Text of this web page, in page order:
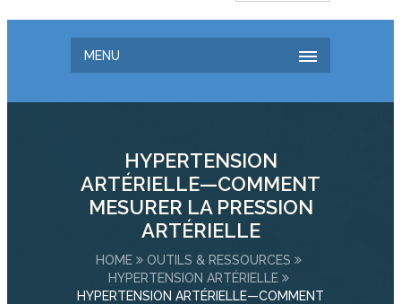
MENU
HYPERTENSION
ARTÉRIELLE—COMMENT
MESURER LA PRESSION
ARTÉRIELLE
HOME
OUTILS & RESSOURCES
HYPERTENSION ARTÉRIELLE
HYPERTENSION ARTÉRIELLE—COMMENT